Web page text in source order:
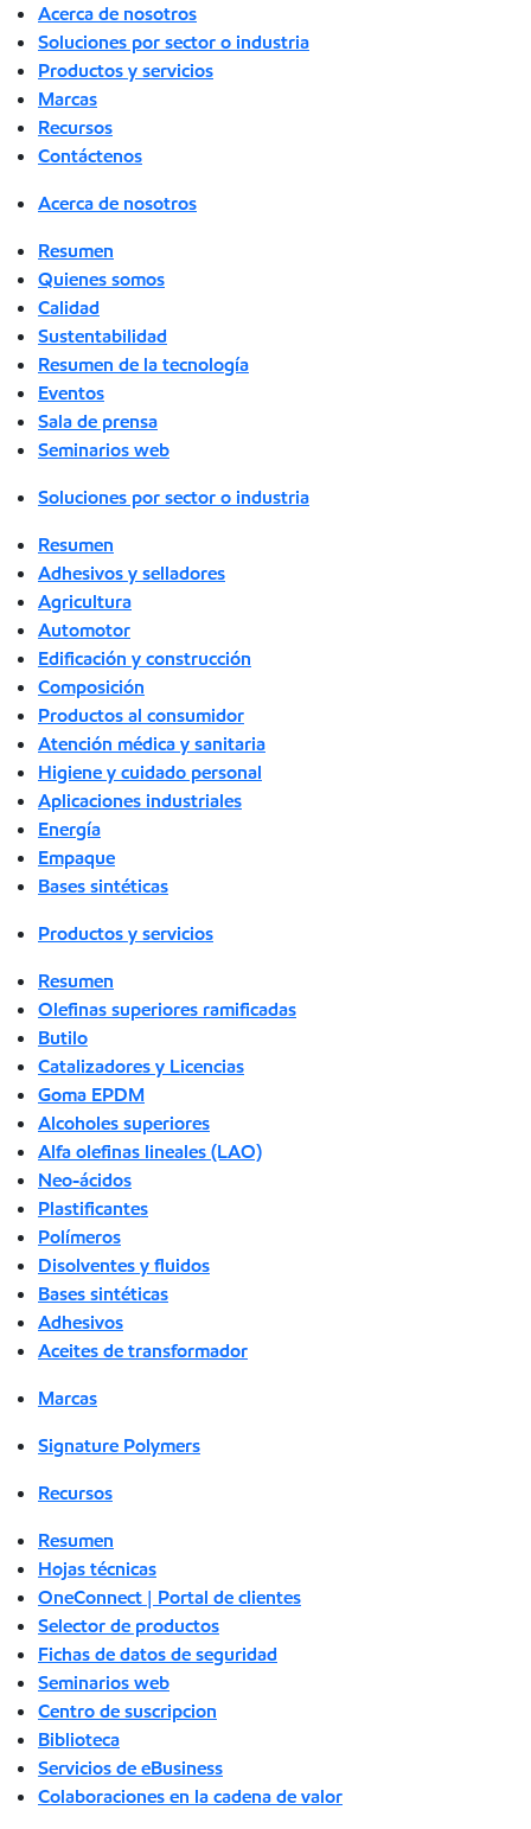
Acerca de nosotros
Soluciones por sector o industria
Productos y servicios
Marcas
Recursos
Contáctenos
Acerca de nosotros
Resumen
Quienes somos
Calidad
Sustentabilidad
Resumen de la tecnología
Eventos
Sala de prensa
Seminarios web
Soluciones por sector o industria
Resumen
Adhesivos y selladores
Agricultura
Automotor
Edificación y construcción
Composición
Productos al consumidor
Atención médica y sanitaria
Higiene y cuidado personal
Aplicaciones industriales
Energía
Empaque
Bases sintéticas
Productos y servicios
Resumen
Olefinas superiores ramificadas
Butilo
Catalizadores y Licencias
Goma EPDM
Alcoholes superiores
Alfa olefinas lineales (LAO)
Neo-ácidos
Plastificantes
Polímeros
Disolventes y fluidos
Bases sintéticas
Adhesivos
Aceites de transformador
Marcas
Signature Polymers
Recursos
Resumen
Hojas técnicas
OneConnect | Portal de clientes
Selector de productos
Fichas de datos de seguridad
Seminarios web
Centro de suscripcion
Biblioteca
Servicios de eBusiness
Colaboraciones en la cadena de valor